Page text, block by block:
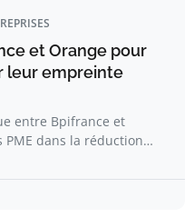
et Orange pour
leur empreinte
entre Bpifrance et
PME dans la réduction…